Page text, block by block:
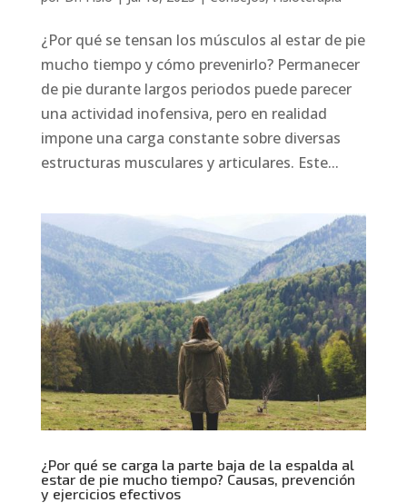
¿Por qué se tensan los músculos al estar de pie
mucho tiempo y cómo prevenirlo? Permanecer
de pie durante largos periodos puede parecer
una actividad inofensiva, pero en realidad
impone una carga constante sobre diversas
estructuras musculares y articulares. Este...
¿Por qué se carga la parte baja de la espalda al
estar de pie mucho tiempo? Causas, prevención
y ejercicios efectivos